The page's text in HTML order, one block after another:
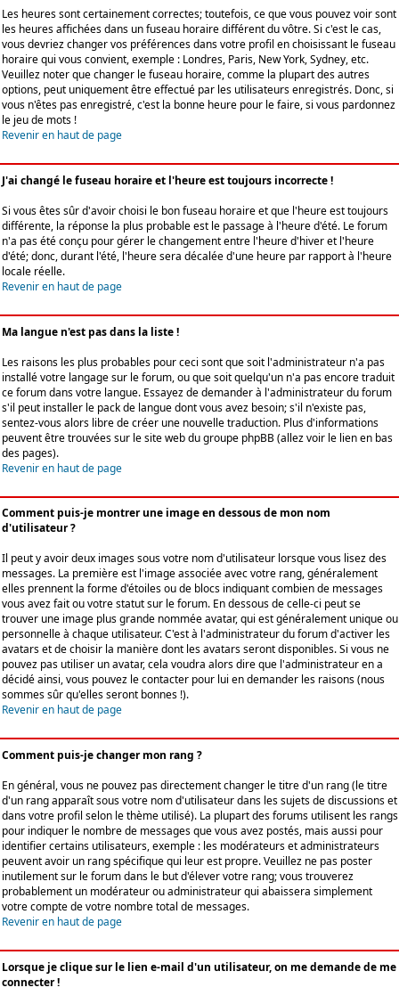
Les heures sont certainement correctes; toutefois, ce que vous pouvez voir sont
les heures affichées dans un fuseau horaire différent du vôtre. Si c'est le cas,
vous devriez changer vos préférences dans votre profil en choisissant le fuseau
horaire qui vous convient, exemple : Londres, Paris, New York, Sydney, etc.
Veuillez noter que changer le fuseau horaire, comme la plupart des autres
options, peut uniquement être effectué par les utilisateurs enregistrés. Donc, si
vous n'êtes pas enregistré, c'est la bonne heure pour le faire, si vous pardonnez
le jeu de mots !
Revenir en haut de page
J'ai changé le fuseau horaire et l'heure est toujours incorrecte !
Si vous êtes sûr d'avoir choisi le bon fuseau horaire et que l'heure est toujours
différente, la réponse la plus probable est le passage à l'heure d'été. Le forum
n'a pas été conçu pour gérer le changement entre l'heure d'hiver et l'heure
d'été; donc, durant l'été, l'heure sera décalée d'une heure par rapport à l'heure
locale réelle.
Revenir en haut de page
Ma langue n'est pas dans la liste !
Les raisons les plus probables pour ceci sont que soit l'administrateur n'a pas
installé votre langage sur le forum, ou que soit quelqu'un n'a pas encore traduit
ce forum dans votre langue. Essayez de demander à l'administrateur du forum
s'il peut installer le pack de langue dont vous avez besoin; s'il n'existe pas,
sentez-vous alors libre de créer une nouvelle traduction. Plus d'informations
peuvent être trouvées sur le site web du groupe phpBB (allez voir le lien en bas
des pages).
Revenir en haut de page
Comment puis-je montrer une image en dessous de mon nom
d'utilisateur ?
Il peut y avoir deux images sous votre nom d'utilisateur lorsque vous lisez des
messages. La première est l'image associée avec votre rang, généralement
elles prennent la forme d'étoiles ou de blocs indiquant combien de messages
vous avez fait ou votre statut sur le forum. En dessous de celle-ci peut se
trouver une image plus grande nommée avatar, qui est généralement unique ou
personnelle à chaque utilisateur. C'est à l'administrateur du forum d'activer les
avatars et de choisir la manière dont les avatars seront disponibles. Si vous ne
pouvez pas utiliser un avatar, cela voudra alors dire que l'administrateur en a
décidé ainsi, vous pouvez le contacter pour lui en demander les raisons (nous
sommes sûr qu'elles seront bonnes !).
Revenir en haut de page
Comment puis-je changer mon rang ?
En général, vous ne pouvez pas directement changer le titre d'un rang (le titre
d'un rang apparaît sous votre nom d'utilisateur dans les sujets de discussions et
dans votre profil selon le thème utilisé). La plupart des forums utilisent les rangs
pour indiquer le nombre de messages que vous avez postés, mais aussi pour
identifier certains utilisateurs, exemple : les modérateurs et administrateurs
peuvent avoir un rang spécifique qui leur est propre. Veuillez ne pas poster
inutilement sur le forum dans le but d'élever votre rang; vous trouverez
probablement un modérateur ou administrateur qui abaissera simplement
votre compte de votre nombre total de messages.
Revenir en haut de page
Lorsque je clique sur le lien e-mail d'un utilisateur, on me demande de me
connecter !